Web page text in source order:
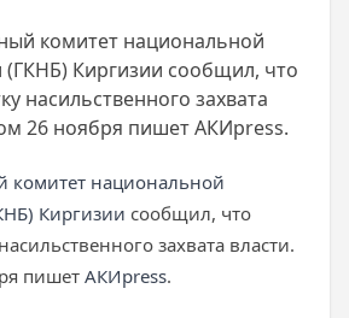
комитет национальной
(ГКНБ) Киргизии сообщил, что
насильственного захвата
26 ноября пишет АКИpress.
комитет национальной
Киргизии сообщил, что
захвата власти.
пишет АКИpress.